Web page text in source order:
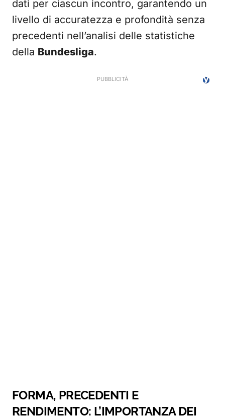
dati per ciascun incontro, garantendo un
livello di accuratezza e profondità senza
precedenti nell’analisi delle statistiche
della Bundesliga.
FORMA, PRECEDENTI E
RENDIMENTO: L’IMPORTANZA DEI